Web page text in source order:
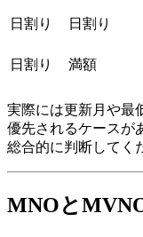
日割り 日割り
日割り 満額
実際には更新月や最
優先されるケースが
総合的に判断してく
MNOと